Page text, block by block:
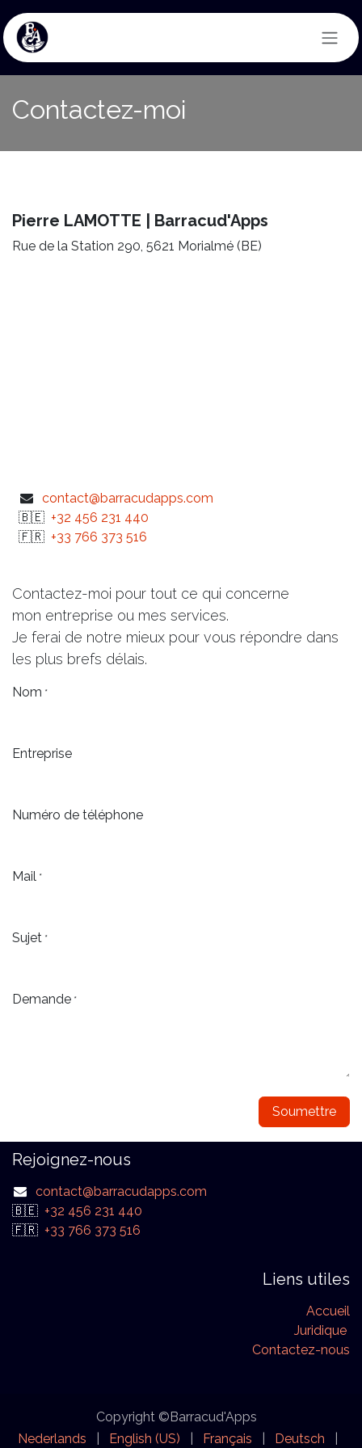
Contactez-moi
Pierre LAMOTTE | Barracud'Apps
Rue de la Station 290, 5621 Morialmé (BE)
contact@barracudapps.com
🇧🇪 +32 456 231 440
🇫🇷 +33 766 373 516
Contactez-moi pour tout ce qui concerne
mon entreprise ou mes services.
Je ferai de notre mieux pour vous répondre dans
les plus brefs délais.
Nom *
Entreprise
Numéro de téléphone
Mail *
Sujet *
Demande *
Soumettre
Rejoignez-nous
contact@barracudapps.com
🇧🇪 +32 456 231 440
🇫🇷 +33 766 373 516
Liens utiles
Accueil
Juridique
Contactez-nous
Copyright ©Barracud'Apps
Nederlands
English (US) Français Deutsch